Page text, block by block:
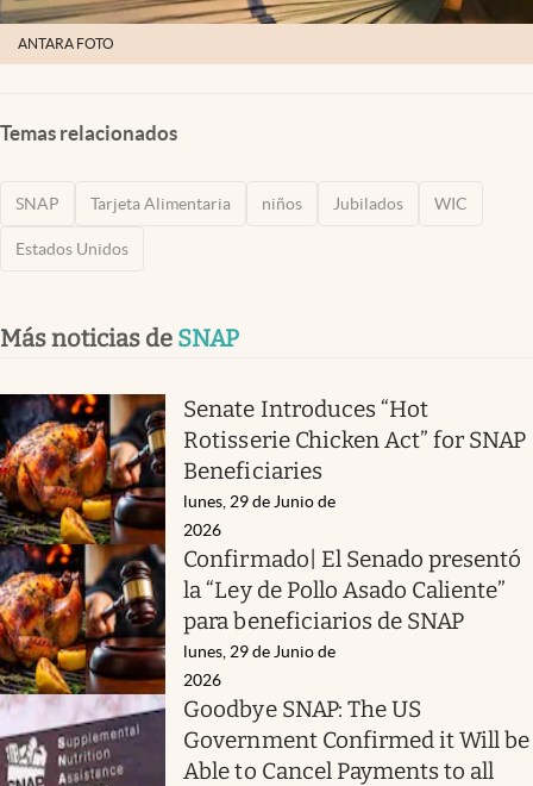
ANTARA FOTO
Temas relacionados
SNAP Tarjeta Alimentaria niños Jubilados WIC
Estados Unidos
Más noticias de SNAP
Senate Introduces “Hot
Rotisserie Chicken Act” for SNAP
Beneficiaries
lunes, 29 de Junio de
2026
Confirmado| El Senado presentó
la “Ley de Pollo Asado Caliente”
para beneficiarios de SNAP
lunes, 29 de Junio de
2026
Goodbye SNAP: The US
Government Confirmed it Will be
Able to Cancel Payments to all